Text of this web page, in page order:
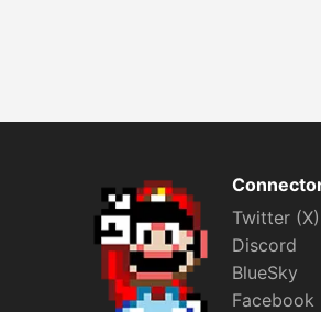
Twitter (X)
Discord
BlueSky
Facebook